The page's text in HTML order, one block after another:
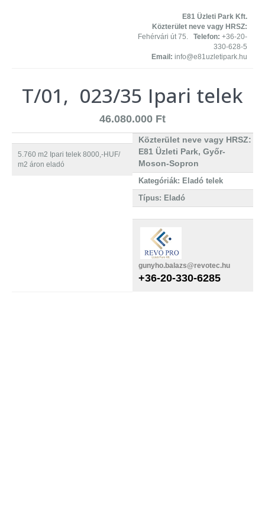
E81 Üzleti Park Kft.
Közterület neve vagy HRSZ:
Fehérvári út 75. Telefon: +36-20-
330-628-5
Email: info@e81uzletipark.hu
T/01, 023/35 Ipari telek
46.080.000 Ft
5.760 m2 Ipari telek 8000,-HUF/
m2 áron eladó
Közterület neve vagy HRSZ:
E81 Üzleti Park, Győr-
Moson-Sopron
Kategóriák: Eladó telek
Típus: Eladó
gunyho.balazs@revotec.hu
+36-20-330-6285